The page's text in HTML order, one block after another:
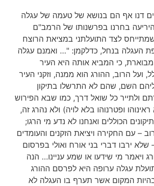
דנו אף הם בנושא של טעמה של עגלה
בחרנו בפרשנותו של הרמב"ם
לצד התועלתני במציאת הרוצח
העגלה בנחל, כדלקמן: "… ואמנם עגלה
כי המביא אותה היא העיר
ועל הרוב, ההורג הוא ממנה, וזקני העיר
השם, שהם לא התרשלו בתיקון
ולתייר כל שואל דרך, כמו שבא הפירוש
ופטרנוהו בלא לויה) ולא נהרג זה,
הכוללים ואנחנו לא נדע מי הרגו;
– עם החקירה ויציאת הזקנים והעומדים
שלא ירבו דברי בני אורח ואולי בפרסום
ויאמר מי שידעו או שמע עניינו… הנה
עגלה ערופה היא לפרסם ההורג
בהיות המקום אשר תערף בו העגלה לא